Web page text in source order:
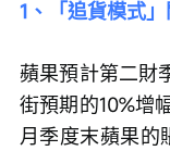
1、「追貨模式
蘋果預計第二財
街預期的10%增
月季度末蘋果的